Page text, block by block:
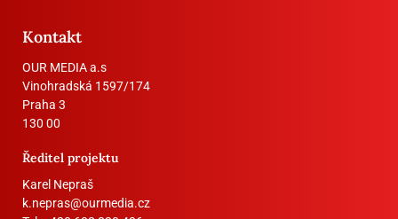
Kontakt
OUR MEDIA a.s
Vinohradská 1597/174
Praha 3
130 00
Ředitel projektu
Karel Nepraš
k.nepras@ourmedia.cz